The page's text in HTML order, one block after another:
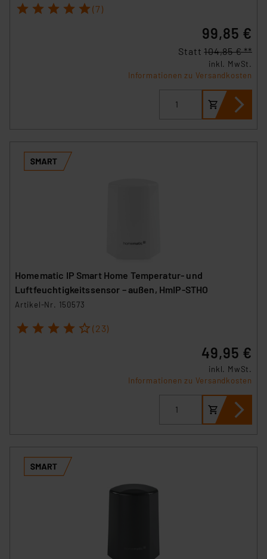
1 2 3 4 5 (7)
99,85 €
Statt104,85 € **
inkl. MwSt.
Informationen zu Versandkosten
Homematic IP Smart Home Temperatur- und
Luftfeuchtigkeitssensor – außen, HmIP-STHO
Artikel-Nr. 150573
1 2 3 4 5 (23)
49,95 €
inkl. MwSt.
Informationen zu Versandkosten